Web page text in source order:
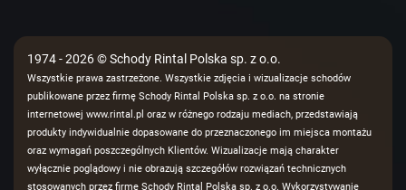
1974 - 2026 © Schody Rintal Polska sp. z o.o.
Wszystkie prawa zastrzeżone. Wszystkie zdjęcia i wizualizacje schodów
publikowane przez firmę Schody Rintal Polska sp. z o.o. na stronie
internetowej www.rintal.pl oraz w różnego rodzaju mediach, przedstawiają
produkty indywidualnie dopasowane do przeznaczonego im miejsca montażu
oraz wymagań poszczególnych Klientów. Wizualizacje mają charakter
wyłącznie poglądowy i nie obrazują szczegółów rozwiązań technicznych
stosowanych przez firmę Schody Rintal Polska sp. z o.o. Wykorzystywanie